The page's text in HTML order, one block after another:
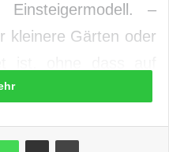
Einsteigermodell. –
kleinere Gärten oder
hochwertige
Aluminium-